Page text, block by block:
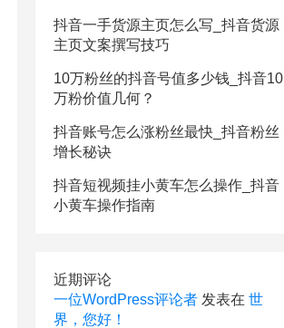
抖音一手货源主页怎么写_抖音货源
主页文案撰写技巧
10万粉丝的抖音号值多少钱_抖音10
万粉价值几何？
抖音账号怎么涨粉丝最快_抖音粉丝
增长秘诀
抖音短视频挂小黄车怎么操作_抖音
小黄车操作指南
近期评论
一位WordPress评论者 发表在 世
界，您好！